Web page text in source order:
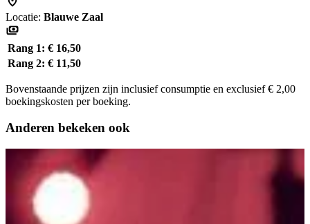
Locatie: Blauwe Zaal
Rang 1: € 16,50
Rang 2: € 11,50
Bovenstaande prijzen zijn inclusief consumptie en exclusief € 2,00
boekingskosten per boeking.
Anderen bekeken ook